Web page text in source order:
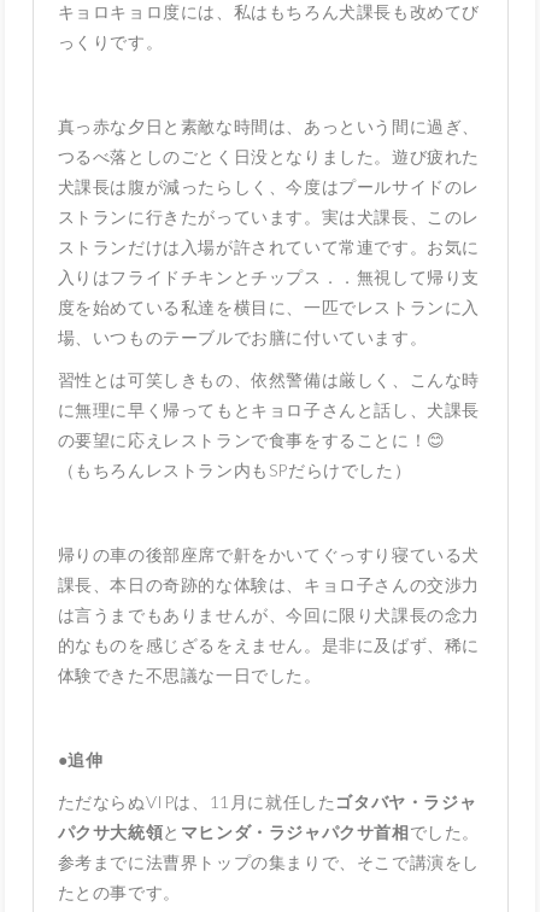
キョロキョロ度には、私はもちろん犬課長も改めてび
っくりです。
真っ赤な夕日と素敵な時間は、あっという間に過ぎ、
つるべ落としのごとく日没となりました。遊び疲れた
犬課長は腹が減ったらしく、今度はプールサイドのレ
ストランに行きたがっています。実は犬課長、このレ
ストランだけは入場が許されていて常連です。お気に
入りはフライドチキンとチップス．．無視して帰り支
度を始めている私達を横目に、一匹でレストランに入
場、いつものテーブルでお膳に付いています。
習性とは可笑しきもの、依然警備は厳しく、こんな時
に無理に早く帰ってもとキョロ子さんと話し、犬課長
の要望に応えレストランで食事をすることに！😊
（もちろんレストラン内もSPだらけでした）
帰りの車の後部座席で鼾をかいてぐっすり寝ている犬
課長、本日の奇跡的な体験は、キョロ子さんの交渉力
は言うまでもありませんが、今回に限り犬課長の念力
的なものを感じざるをえません。是非に及ばず、稀に
体験できた不思議な一日でした。
●追伸
ただならぬVIPは、11月に就任した ゴタバヤ・ラジャ
パクサ大統領と マヒンダ・ラジャパクサ首相でした。
参考までに法曹界トップの集まりで、そこで講演をし
たとの事です。